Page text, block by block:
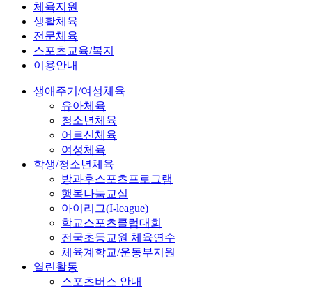
체육지원
생활체육
전문체육
스포츠교육/복지
이용안내
생애주기/여성체육
유아체육
청소년체육
어르신체육
여성체육
학생/청소년체육
방과후스포츠프로그램
행복나눔교실
아이리그(I-league)
학교스포츠클럽대회
전국초등교원 체육연수
체육계학교/운동부지원
열린활동
스포츠버스 안내